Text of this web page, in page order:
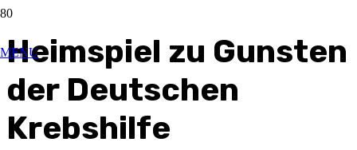
MENU
Heimspiel zu Gunsten
der Deutschen
Krebshilfe